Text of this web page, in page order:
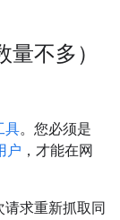
不多）
具。您必须是
户 ，才能在网
求重新抓取同